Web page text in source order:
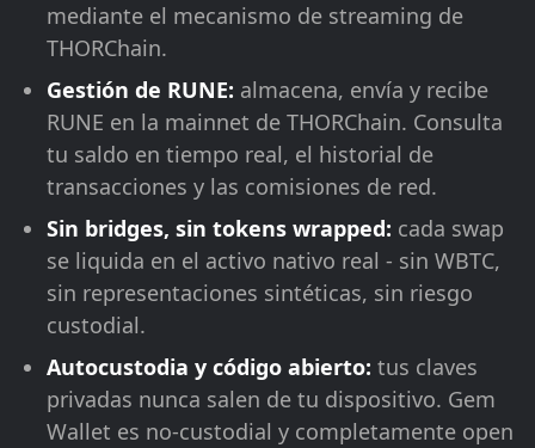
mediante el mecanismo de streaming de
THORChain.
Gestión de RUNE: almacena, envía y recibe
RUNE en la mainnet de THORChain. Consulta
tu saldo en tiempo real, el historial de
transacciones y las comisiones de red.
Sin bridges, sin tokens wrapped: cada swap
se liquida en el activo nativo real - sin WBTC,
sin representaciones sintéticas, sin riesgo
custodial.
Autocustodia y código abierto: tus claves
privadas nunca salen de tu dispositivo. Gem
Wallet es no-custodial y completamente open